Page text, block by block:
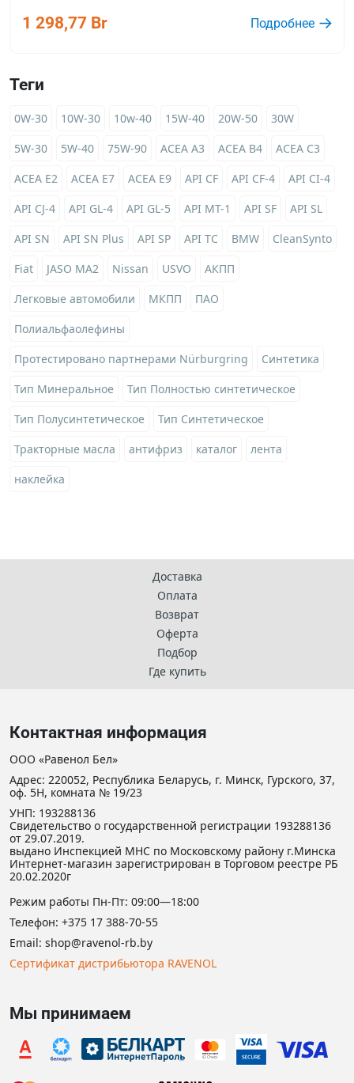
Теги
0W-30 10W-30 10w-40 15W-40 20W-50
30W
5W-30
5W-40 75W-90 ACEA A3 ACEA B4
ACEA C3
ACEA E2
ACEA E7 ACEA E9 API CF API CF-4
API CI-4
API CJ-4
API GL-4 API GL-5 API MT-1 API SF
API SL
API SN
API SN Plus API SP API TC BMW
CleanSynto
Fiat
JASO MA2 Nissan USVO
АКПП
Легковые автомобили
МКПП
ПАО
Полиальфаолефины
Протестировано партнерами Nürburgring
Синтетика
Тип Минеральное
Тип Полностью синтетическое
Тип Полусинтетическое
Тип Синтетическое
Тракторные масла
антифриз каталог
лента
наклейка
1 298,77 Br Подробнее
Доставка
Оплата
Возврат
Оферта
Подбор
Где купить
Контактная информация
ООО «Равенол Бел»
Адрес: 220052, Республика Беларусь, г. Минск, Гурского, 37,
оф. 5Н, комната № 19/23
УНП: 193288136
Свидетельство о государственной регистрации 193288136
от 29.07.2019.
выдано Инспекцией МНС по Московскому району г.Минска
Интернет-магазин зарегистрирован в Торговом реестре РБ
20.02.2020г
Режим работы Пн-Пт: 09:00—18:00
Телефон: +375 17 388-70-55
Email: shop@ravenol-rb.by
Сертификат дистрибьютора RAVENOL
Мы принимаем